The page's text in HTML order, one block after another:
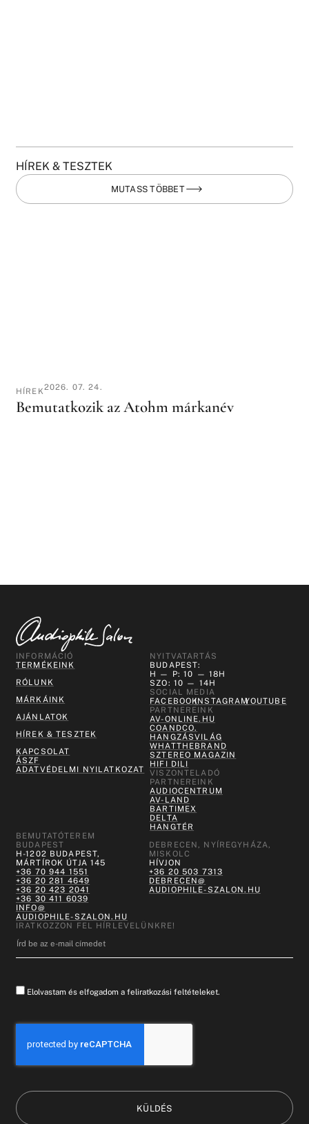
HÍREK & TESZTEK
MUTASS TÖBBET
HÍREK2026. 07. 24.
Bemutatkozik az Atohm márkanév
INFORMÁCIÓ
TERMÉKEINK
RÓLUNK
MÁRKÁINK
AJÁNLATOK
HÍREK & TESZTEK
KAPCSOLAT
ÁSZF
ADATVÉDELMI NYILATKOZAT
NYITVATARTÁS
BUDAPEST:
H — P: 10 — 18H
SZO: 10 — 14H
SOCIAL MEDIA
FACEBOOKINSTAGRAMYOUTUBE
PARTNEREINK
AV-ONLINE.HU
COANDCO.
HANGZÁSVILÁG
WHATTHEBRAND
SZTEREO MAGAZIN
HIFI DILI
VISZONTELADÓ
PARTNEREINK
AUDIOCENTRUM
AV-LAND
BARTIMEX
DELTA
HANGTÉR
BEMUTATÓTEREM
BUDAPEST
H-1202 BUDAPEST,
MÁRTÍROK ÚTJA 145
+36 70 944 1551
+36 20 281 4649
+36 20 423 2041
+36 30 411 6039
INFO@
AUDIOPHILE-SZALON.HU
DEBRECEN, NYÍREGYHÁZA,
MISKOLC
HÍVJON
+36 20 503 7313
DEBRECEN@
AUDIOPHILE-SZALON.HU
IRATKOZZON FEL HÍRLEVELÜNKRE!
Elolvastam és elfogadom a feliratkozási feltételeket.
KÜLDÉS